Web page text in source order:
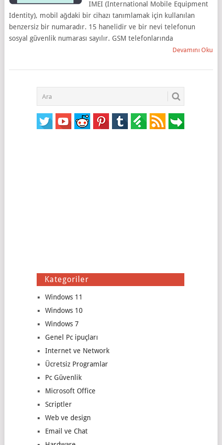
IMEI (International Mobile Equipment
Identity), mobil ağdaki bir cihazı tanımlamak için kullanılan
benzersiz bir numaradır. 15 hanelidir ve bir nevi telefonun
sosyal güvenlik numarası sayılır. GSM telefonlarında
Devamını Oku
Kategoriler
Windows 11
Windows 10
Windows 7
Genel Pc ipuçları
Internet ve Network
Ücretsiz Programlar
Pc Güvenlik
Microsoft Office
Scriptler
Web ve design
Email ve Chat